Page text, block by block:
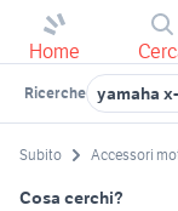
Home
Ricerche yamaha
Subito Accessori
Cosa cerchi?